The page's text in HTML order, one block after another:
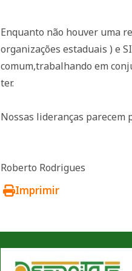
Enquanto não houver uma
organizações estaduais ) e
comum,trabalhando em
ter.
Nossas lideranças parecem
Roberto Rodrigues
Imprimir